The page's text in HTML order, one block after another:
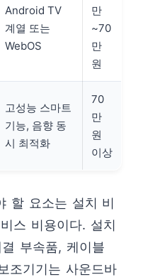
Android TV
계열 또는
WebOS
만
~70
만
원
고성능 스마트
기능, 음향 동
시 최적화
70
만
원
이상
할 요소는 설치 비
스 비용이다. 설치
부속품, 케이블
조기기는 사운드바